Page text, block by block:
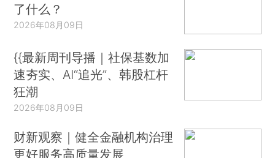
了什么？
2026年08月09日
{{最新周刊导播｜社保基数加
速夯实、AI“追光”、韩股杠杆
狂潮
2026年08月09日
财新观察｜健全金融机构治理
更好服务高质量发展